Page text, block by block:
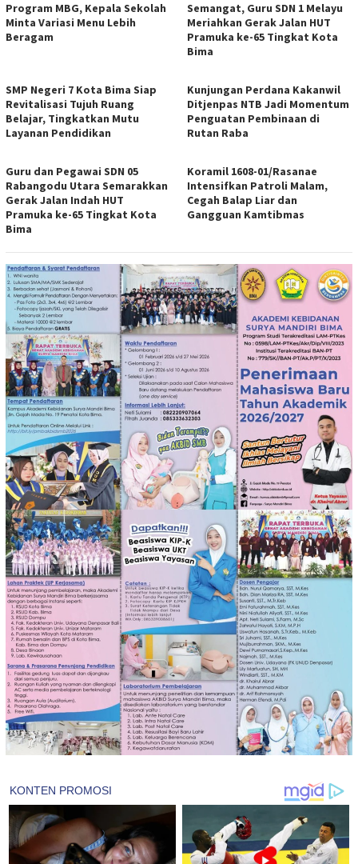
Program MBG, Kepala Sekolah
Minta Variasi Menu Lebih
Beragam
Semangat, Guru SDN 1 Melayu
Meriahkan Gerak Jalan HUT
Pramuka ke-65 Tingkat Kota
Bima
SMP Negeri 7 Kota Bima Siap
Revitalisasi Tujuh Ruang
Belajar, Tingkatkan Mutu
Layanan Pendidikan
Kunjungan Perdana Kakanwil
Ditjenpas NTB Jadi Momentum
Penguatan Pembinaan di
Rutan Raba
Guru dan Pegawai SDN 05
Rabangodu Utara Semarakkan
Gerak Jalan Indah HUT
Pramuka ke-65 Tingkat Kota
Bima
Koramil 1608-01/Rasanae
Intensifkan Patroli Malam,
Cegah Balap Liar dan
Gangguan Kamtibmas